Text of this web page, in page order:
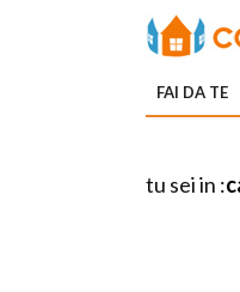
FAI DA TE
tu sei in :